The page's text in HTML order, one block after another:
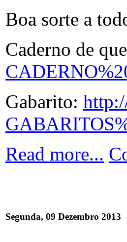
Boa sorte a
Caderno de
Gabarito:
Read more...
Segunda, 09 Dezembro 2013